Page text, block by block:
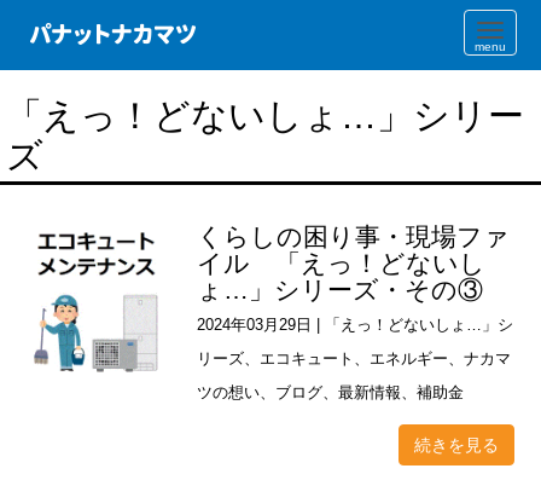
N
a
v
o
「えっ！どないしょ…」シリー
ズ
くらしの困り事・現場ファ
イル 「えっ！どないし
ょ…」シリーズ・その③
2024年03月29日
「えっ！どないしょ…」シ
リーズ、 エコキュート 、 エネルギー、ナカマ
ツの想い、 ブログ、最新情報、補助金
続きを見る